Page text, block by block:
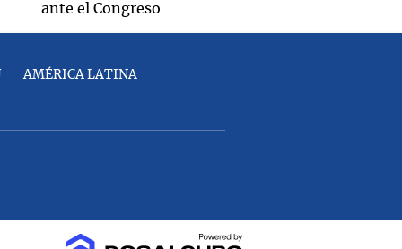
ante el Congreso
AMÉRICA LATINA